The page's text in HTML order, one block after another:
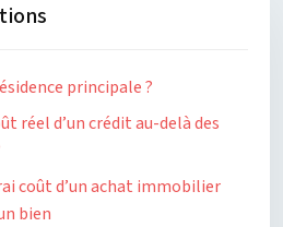
principale ?
réel d’un crédit au-delà des
coût d’un achat immobilier
bien